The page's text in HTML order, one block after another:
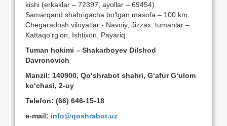
kishi (erkaklar – 72397, ayollar – 69454).
Samarqand shahrigacha bo‘lgan masofa – 100 km.
Chegaradosh viloyatlar - Navoiy, Jizzax, tumanlar –
Kattaqo‘rg‘on, Ishtixon, Payariq.
Tuman hokimi – Shakarboyev Dilshod
Davronovich
Manzil: 140900, Qo‘shrabot shahri, G‘afur G‘ulom
ko‘chasi, 2-uy
Telefon: (66) 646-15-18
e-mail: info@qoshrabot.uz